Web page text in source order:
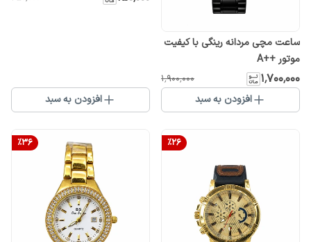
ساعت مچی مردانه رینگی با کیفیت
موتور ++A
۱٬۷۰۰٬۰۰۰ ۱٬۹۰۰٬۰۰۰
افزودن به سبد افزودن به سبد
%26
%36